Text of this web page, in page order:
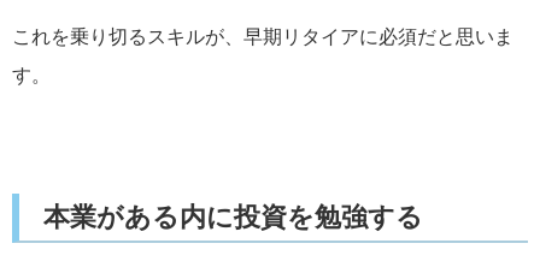
これを乗り切るスキルが、早期リタイアに必須だと思いま
す。
本業がある内に投資を勉強する